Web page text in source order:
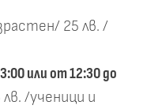
25 лв. /
или от 12:30 до
/ученици и